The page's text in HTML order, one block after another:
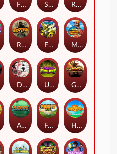
Fighter Pit Stormforged Rusty & Curly
Rotten FRKN Bananas Marlin Master
Densho Undead Fortune Gladiator Legends
Aztec Twist Fruit Duel Hop'n'Pop